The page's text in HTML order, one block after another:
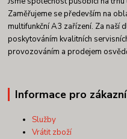
Zaměřujeme se především na
multifunkční A3 zařízení. Za naší
poskytováním kvalitních
provozováním a prodejem
Informace pro
Služby
Vrátit zboží